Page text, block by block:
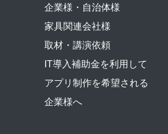
企業様・自治体様
家具関連会社様
取材・講演依頼
IT導入補助金を利用して
アプリ制作を希望される
企業様へ